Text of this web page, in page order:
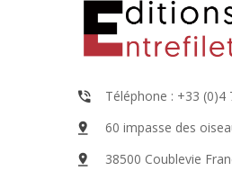
Téléphone : +33 (0)4
60 impasse des
38500 Coublevie